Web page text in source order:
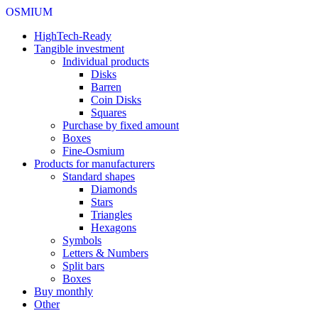
OSMIUM
HighTech-Ready
Tangible investment
Individual products
Disks
Barren
Coin Disks
Squares
Purchase by fixed amount
Boxes
Fine-Osmium
Products for manufacturers
Standard shapes
Diamonds
Stars
Triangles
Hexagons
Symbols
Letters & Numbers
Split bars
Boxes
Buy monthly
Other